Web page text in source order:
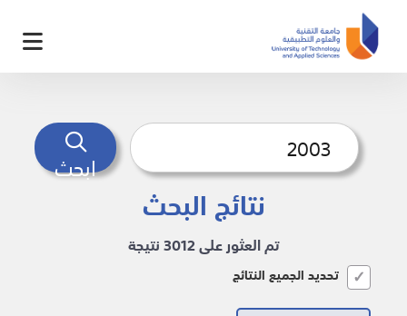
ابحث
نتائج البحث
تم العثور على 3012 نتيجة
تحديد الجميع النتائج